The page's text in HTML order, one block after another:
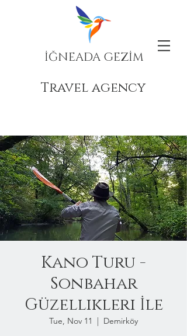
İĞNEADA GEZİM
Travel agency
Kano Turu -
Sonbahar
Güzellikleri İle
Tue, Nov 11
  |
Demirköy